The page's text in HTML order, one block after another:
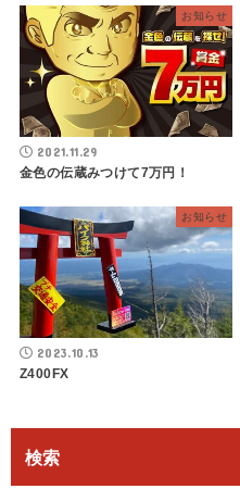
お知らせ
2021.11.29
金色の伝蔵みつけて7万円！
お知らせ
2023.10.13
Z400FX
検索